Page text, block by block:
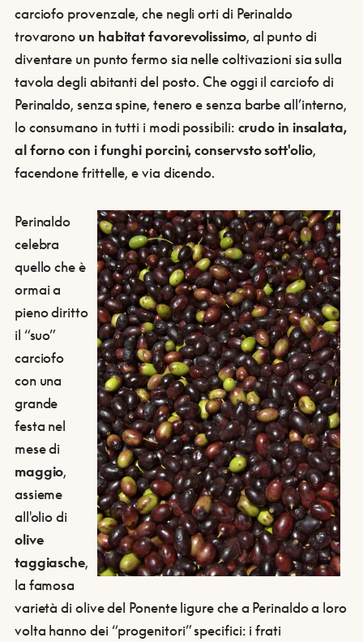
carciofo provenzale, che negli orti di Perinaldo
trovarono un habitat favorevolissimo, al punto di
diventare un punto fermo sia nelle coltivazioni sia sulla
tavola degli abitanti del posto. Che oggi il carciofo di
Perinaldo, senza spine, tenero e senza barbe all’interno,
lo consumano in tutti i modi possibili: crudo in insalata,
al forno con i funghi porcini, conservsto sott'olio,
facendone frittelle, e via dicendo.
Perinaldo
celebra
quello che è
ormai a
pieno diritto
il “suo”
carciofo
con una
grande
festa nel
mese di
maggio,
assieme
all'olio di
olive
taggiasche,
la famosa
varietà di olive del Ponente ligure che a Perinaldo a loro
volta hanno dei “progenitori” specifici: i frati